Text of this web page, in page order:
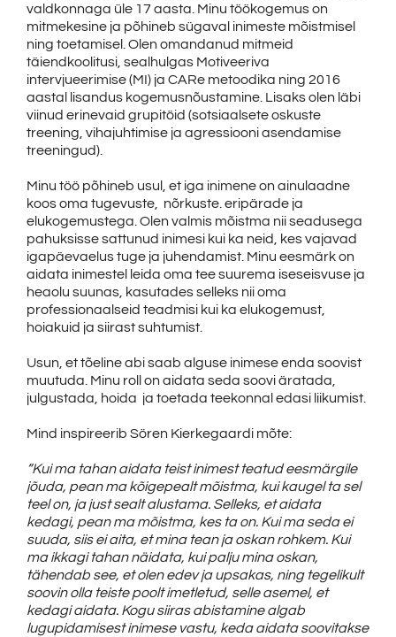
valdkonnaga üle 17 aasta. Minu töökogemus on
mitmekesine ja põhineb sügaval inimeste mõistmisel
ning toetamisel. Olen omandanud mitmeid
täiendkoolitusi, sealhulgas Motiveeriva
intervjueerimise (MI) ja CARe metoodika ning 2016
aastal lisandus kogemusnõustamine. Lisaks olen läbi
viinud erinevaid grupitöid (sotsiaalsete oskuste
treening, vihajuhtimise ja agressiooni asendamise
treeningud).
Minu töö põhineb usul, et iga inimene on ainulaadne
koos oma tugevuste, nõrkuste. eripärade ja
elukogemustega. Olen valmis mõistma nii seadusega
pahuksisse sattunud inimesi kui ka neid, kes vajavad
igapäevaelus tuge ja juhendamist. Minu eesmärk on
aidata inimestel leida oma tee suurema iseseisvuse ja
heaolu suunas, kasutades selleks nii oma
professionaalseid teadmisi kui ka elukogemust,
hoiakuid ja siirast suhtumist.
Usun, et tõeline abi saab alguse inimese enda soovist
muutuda. Minu roll on aidata seda soovi äratada,
julgustada, hoida ja toetada teekonnal edasi liikumist.
Mind inspireerib Sören Kierkegaardi mõte:
“Kui ma tahan aidata teist inimest teatud eesmärgile
jõuda, pean ma kõigepealt mõistma, kui kaugel ta sel
teel on, ja just sealt alustama. Selleks, et aidata
kedagi, pean ma mõistma, kes ta on. Kui ma seda ei
suuda, siis ei aita, et mina tean ja oskan rohkem. Kui
ma ikkagi tahan näidata, kui palju mina oskan,
tähendab see, et olen edev ja upsakas, ning tegelikult
soovin olla teiste poolt imetletud, selle asemel, et
kedagi aidata. Kogu siiras abistamine algab
lugupidamisest inimese vastu, keda aidata soovitakse